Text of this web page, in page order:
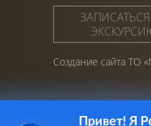
Создание сайта ТО
Привет! Я